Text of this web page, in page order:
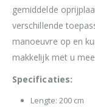
gemiddelde
verschillende
manoeuvre op en
makkelijk met u
Specificaties:
Lengte: 200 cm